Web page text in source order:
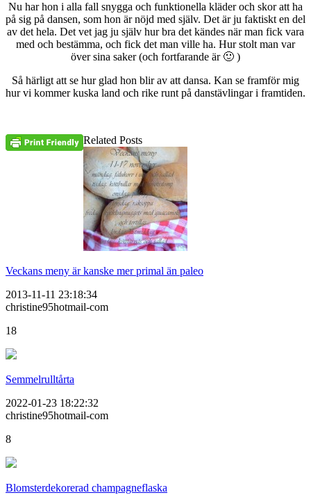
Nu har hon i alla fall snygga och funktionella kläder och skor att ha
på sig på dansen, som hon är nöjd med själv. Det är ju faktiskt en del
av det hela. Det vet jag ju själv hur bra det kändes när man fick vara
med och bestämma, och fick det man ville ha. Hur stolt man var
över sina saker (och fortfarande är 🙂 )
Så härligt att se hur glad hon blir av att dansa. Kan se framför mig
hur vi kommer kuska land och rike runt på danstävlingar i framtiden.
Related Posts
Veckans meny är kanske mer primal än paleo
2013-11-11 23:18:34
christine95hotmail-com
18
Semmelrulltårta
2022-01-23 18:22:32
christine95hotmail-com
8
Blomsterdekorerad champagneflaska